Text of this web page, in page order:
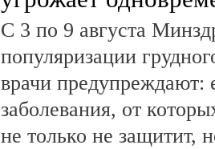
С 3 по 9 августа
популяризации
врачи предупреждают:
заболевания, от
не только не защитит,